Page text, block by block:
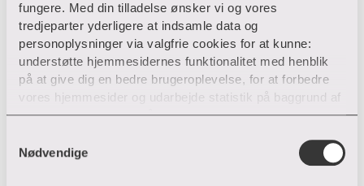
fungere. Med din tilladelse ønsker vi og vores
tredjeparter yderligere at indsamle data og
personoplysninger via valgfrie cookies for at kunne:
understøtte hjemmesidernes funktionalitet med henblik
på at give dig en bedre brugeroplevelse, for at forbedre
vores hjemmesider og udarbejde statistik på baggrund af
analyser samt for at målrette markedsføring via andre
Du kan til enhver tid til- og fravælge cookies eller trække
Nødvendige
Mere inspiration